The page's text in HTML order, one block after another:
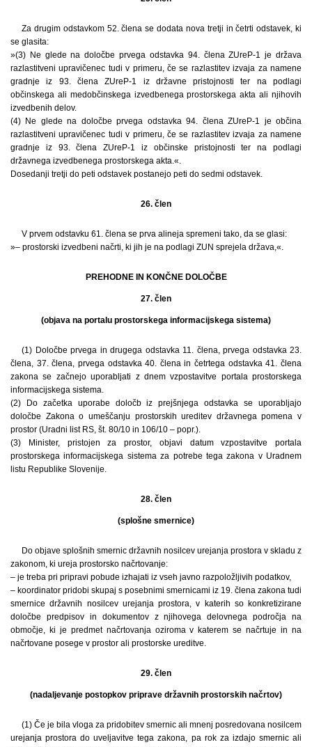
Za drugim odstavkom 52. člena se dodata nova tretji in četrti odstavek, ki
se glasita:
»(3) Ne glede na določbe prvega odstavka 94. člena ZUreP-1 je država
razlastitveni upravičenec tudi v primeru, če se razlastitev izvaja za namene
gradnje iz 93. člena ZUreP-1 iz državne pristojnosti ter na podlagi
občinskega ali medobčinskega izvedbenega prostorskega akta ali njihovih
izvedbenih delov.
(4) Ne glede na določbe prvega odstavka 94. člena ZUreP-1 je občina
razlastitveni upravičenec tudi v primeru, če se razlastitev izvaja za namene
gradnje iz 93. člena ZUreP-1 iz občinske pristojnosti ter na podlagi
državnega izvedbenega prostorskega akta.«.
Dosedanji tretji do peti odstavek postanejo peti do sedmi odstavek.
26. člen
V prvem odstavku 61. člena se prva alineja spremeni tako, da se glasi:
»– prostorski izvedbeni načrti, ki jih je na podlagi ZUN sprejela država,«.
PREHODNE IN KONČNE DOLOČBE
27. člen
(objava na portalu prostorskega informacijskega sistema)
(1) Določbe prvega in drugega odstavka 11. člena, prvega odstavka 23.
člena, 37. člena, prvega odstavka 40. člena in četrtega odstavka 41. člena
zakona se začnejo uporabljati z dnem vzpostavitve portala prostorskega
informacijskega sistema.
(2) Do začetka uporabe določb iz prejšnjega odstavka se uporabljajo
določbe Zakona o umeščanju prostorskih ureditev državnega pomena v
prostor (Uradni list RS, št. 80/10 in 106/10 – popr.).
(3) Minister, pristojen za prostor, objavi datum vzpostavitve portala
prostorskega informacijskega sistema za potrebe tega zakona v Uradnem
listu Republike Slovenije.
28. člen
(splošne smernice)
Do objave splošnih smernic državnih nosilcev urejanja prostora v skladu z
zakonom, ki ureja prostorsko načrtovanje:
– je treba pri pripravi pobude izhajati iz vseh javno razpoložljivih podatkov,
– koordinator pridobi skupaj s posebnimi smernicami iz 19. člena zakona tudi
smernice državnih nosilcev urejanja prostora, v katerih so konkretizirane
določbe predpisov in dokumentov z njihovega delovnega področja na
območje, ki je predmet načrtovanja oziroma v katerem se načrtuje in na
načrtovane posege v prostor ali prostorske ureditve.
29. člen
(nadaljevanje postopkov priprave državnih prostorskih načrtov)
(1) Če je bila vloga za pridobitev smernic ali mnenj posredovana nosilcem
urejanja prostora do uveljavitve tega zakona, pa rok za izdajo smernic ali